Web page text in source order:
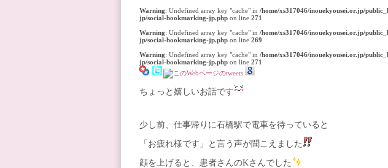
Warning: Undefined array key "cache" in /home/xs317046/inouekyousei.or.jp/
jp/social-bookmarking-jp.php on line 271
Warning: Undefined array key "cache" in /home/xs317046/inouekyousei.or.jp/
jp/social-bookmarking-jp.php on line 269
Warning: Undefined array key "cache" in /home/xs317046/inouekyousei.or.jp/
jp/social-bookmarking-jp.php on line 271
ちょっと嬉しいお話です
少し前、仕事帰りに石橋駅で電車を待っていると
「お疲れ様です」と言う声が聞こえました
顔を上げると、患者さんのKさんでした